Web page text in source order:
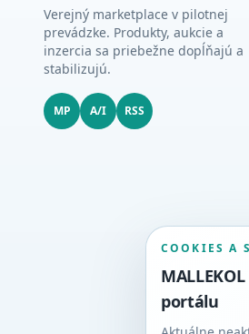
Verejný marketplace v pilotnej
prevádzke. Produkty, aukcie a
inzercia sa priebežne dopĺňajú a
stabilizujú.
MP A/I RSS
COOKIES A
portálu